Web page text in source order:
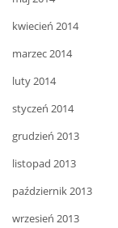
kwiecień 2014
marzec 2014
luty 2014
styczeń 2014
grudzień 2013
listopad 2013
październik 2013
wrzesień 2013